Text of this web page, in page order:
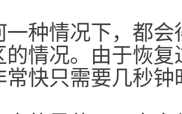
一种情况下，都
的情况。由于恢
常快只需要几秒钟